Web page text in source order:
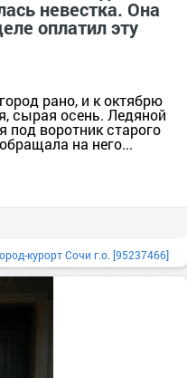
невестка. Она
оплатил эту
рано, и к октябрю
сырая осень. Ледяной
под воротник старого
на него...
курорт Сочи г.о. [95237466]